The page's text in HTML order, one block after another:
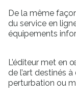
De la même
du service en
équipements
L’éditeur met en
de l’art destinés
perturbation ou